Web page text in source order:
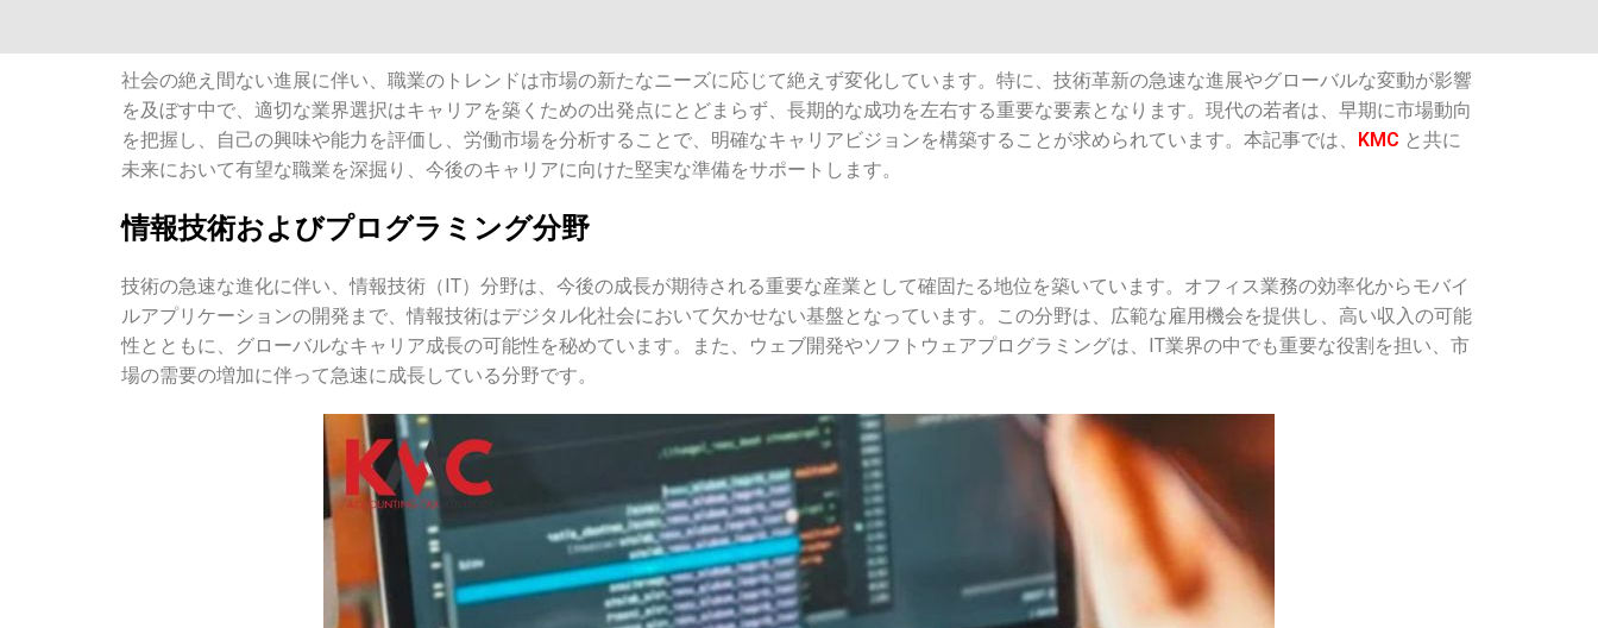
社会の絶え間ない進展に伴い、職業のトレンドは市場の新たなニーズに応じて絶えず変化しています。特に、技術革新の急速な進展やグローバルな変動が影響
を及ぼす中で、適切な業界選択はキャリアを築くための出発点にとどまらず、長期的な成功を左右する重要な要素となります。現代の若者は、早期に市場動向
を把握し、自己の興味や能力を評価し、労働市場を分析することで、明確なキャリアビジョンを構築することが求められています。本記事では、 KMC と共に
未来において有望な職業を深掘り、今後のキャリアに向けた堅実な準備をサポートします。
情報技術およびプログラミング分野
技術の急速な進化に伴い、情報技術（IT）分野は、今後の成長が期待される重要な産業として確固たる地位を築いています。オフィス業務の効率化からモバイ
ルアプリケーションの開発まで、情報技術はデジタル化社会において欠かせない基盤となっています。この分野は、広範な雇用機会を提供し、高い収入の可能
性とともに、グローバルなキャリア成長の可能性を秘めています。また、ウェブ開発やソフトウェアプログラミングは、IT業界の中でも重要な役割を担い、市
場の需要の増加に伴って急速に成長している分野です。